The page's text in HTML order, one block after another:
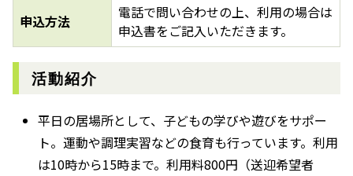
申込方法
電話で問い合わせの上、利用の場合は
申込書をご記入いただきます。
活動紹介
平日の居場所として、子どもの学びや遊びをサポー
ト。運動や調理実習などの食育も行っています。利用
は10時から15時まで。利用料800円（送迎希望者